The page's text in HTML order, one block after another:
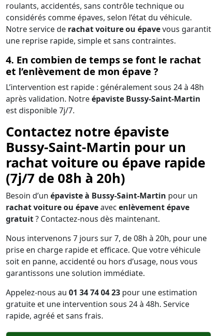
roulants, accidentés, sans contrôle technique ou
considérés comme épaves, selon l’état du véhicule.
Notre service de rachat voiture ou épavevous garantit
une reprise rapide, simple et sans contraintes.
4. En combien de temps se font le rachat
et l’enlèvement de mon épave ?
L’intervention est rapide : généralement sous 24 à 48h
après validation. Notreépaviste Bussy-Saint-Martin
est disponible 7j/7.
Contactez notre épaviste
Bussy-Saint-Martin pour un
rachat voiture ou épave rapide
(7j/7 de 08h à 20h)
Besoin d’un épaviste à Bussy-Saint-Martin pour un
rachat voiture ou épaveavec enlèvement épave
gratuit? Contactez-nous dès maintenant.
Nous intervenons 7 jours sur 7, de 08h à 20h, pour une
prise en charge rapide et efficace. Que votre véhicule
soit en panne, accidenté ou hors d’usage, nous vous
garantissons une solution immédiate.
Appelez-nous au 01 34 74 04 23 pour une estimation
gratuite et une intervention sous 24 à 48h. Service
rapide, agréé et sans frais.